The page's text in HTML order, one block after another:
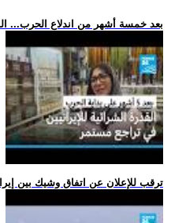
.. بعد خمسة أشهر من اندلاع الحرب...
.. ترقب للإعلان عن اتفاق وشيك بين